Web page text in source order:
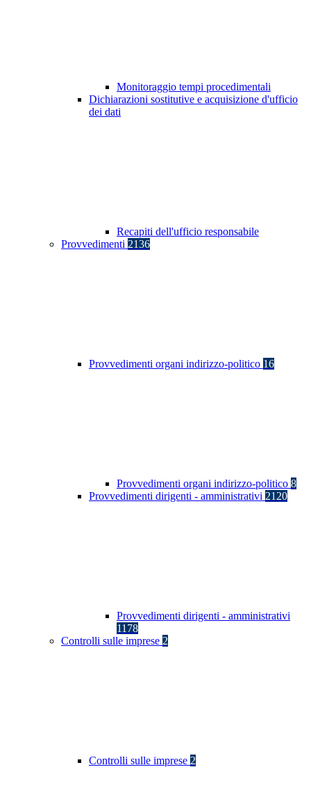
Monitoraggio tempi procedimentali
Dichiarazioni sostitutive e acquisizione d'ufficio
dei dati
Recapiti dell'ufficio responsabile
Provvedimenti 2136
Provvedimenti organi indirizzo-politico 16
Provvedimenti organi indirizzo-politico 8
Provvedimenti dirigenti - amministrativi 2120
Provvedimenti dirigenti - amministrativi
1178
Controlli sulle imprese 2
Controlli sulle imprese 2